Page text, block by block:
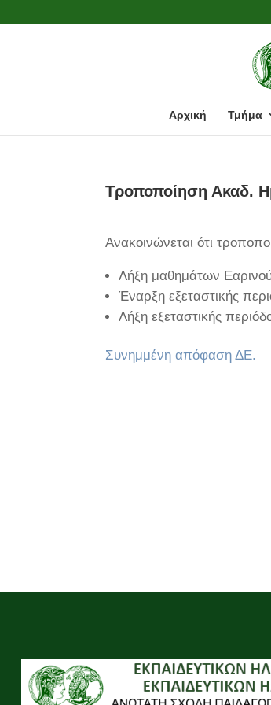
Αρχική Τμήμα
Τροποποίηση Ακαδ.
Ανακοινώνεται ότι
Λήξη μαθημάτων
Έναρξη εξεταστικής
Λήξη εξεταστικής
Συνημμένη απόφαση ΔΕ.